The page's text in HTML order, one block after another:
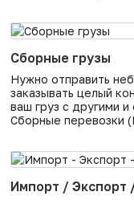
подачу транспорта в
Сборные грузы
Нужно отправить
заказывать целый
ваш груз с другими
Сборные перевозки
грузы от 1 кг до 25
Импорт / Экспорт